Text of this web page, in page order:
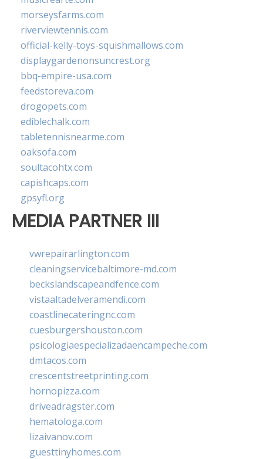
morseysfarms.com
riverviewtennis.com
official-kelly-toys-squishmallows.com
displaygardenonsuncrest.org
bbq-empire-usa.com
feedstoreva.com
drogopets.com
ediblechalk.com
tabletennisnearme.com
oaksofa.com
soultacohtx.com
capishcaps.com
gpsyfl.org
MEDIA PARTNER III
vwrepairarlington.com
cleaningservicebaltimore-md.com
beckslandscapeandfence.com
vistaaltadelveramendi.com
coastlinecateringnc.com
cuesburgershouston.com
psicologiaespecializadaencampeche.com
dmtacos.com
crescentstreetprinting.com
hornopizza.com
driveadragster.com
hematologa.com
lizaivanov.com
guesttinyhomes.com